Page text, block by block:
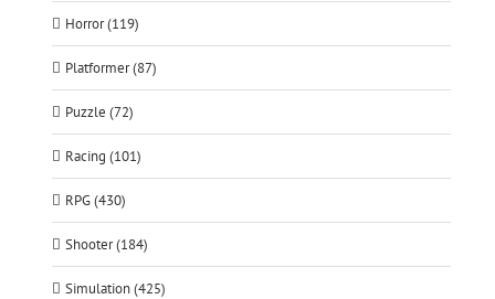
Horror (119)
Platformer (87)
Puzzle (72)
Racing (101)
RPG (430)
Shooter (184)
Simulation (425)